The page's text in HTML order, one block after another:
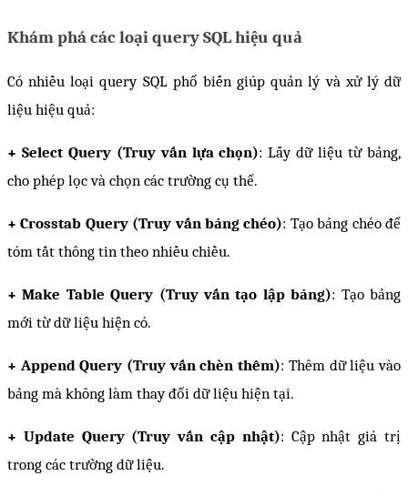
Khám phá các loại query SQL hiệu quả
Có nhiều loại query SQL phổ biến giúp quản lý và xử lý dữ
liệu hiệu quả:
+ Select Query (Truy vấn lựa chọn): Lấy dữ liệu từ bảng,
cho phép lọc và chọn các trường cụ thể.
+ Crosstab Query (Truy vấn bảng chéo): Tạo bảng chéo để
tóm tắt thông tin theo nhiều chiều.
+ Make Table Query (Truy vấn tạo lập bảng): Tạo bảng
mới từ dữ liệu hiện có.
+ Append Query (Truy vấn chèn thêm): Thêm dữ liệu vào
bảng mà không làm thay đổi dữ liệu hiện tại.
+ Update Query (Truy vấn cập nhật): Cập nhật giá trị
trong các trường dữ liệu.